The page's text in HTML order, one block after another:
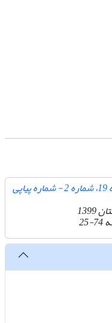
دوره 19، شماره 2 - شماره پیاپی
1399
25-74